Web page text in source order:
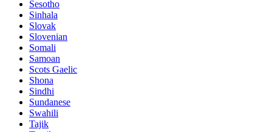
Sesotho
Sinhala
Slovak
Slovenian
Somali
Samoan
Scots Gaelic
Shona
Sindhi
Sundanese
Swahili
Tajik